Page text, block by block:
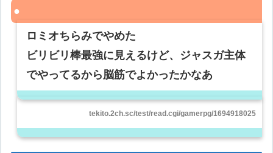
ロミオちらみでやめた
ビリビリ棒最強に見えるけど、ジャスガ主体
でやってるから脳筋でよかったかなあ
tekito.2ch.sc/test/read.cgi/gamerpg/1694918025